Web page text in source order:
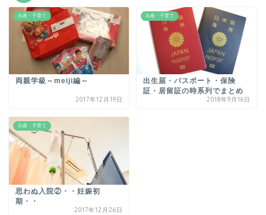
出産・子育て
両親学級～meiji編～
2017年12月19日
出産・子育て
出生届・パスポート・保険
証・居留証の時系列でまとめ
2018年9月16日
出産・子育て
思わぬ入院②・・妊娠初
期・・
2017年12月26日